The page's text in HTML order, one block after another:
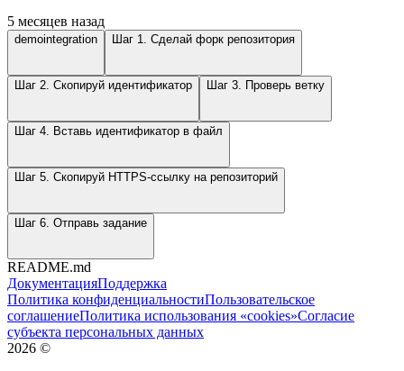
5 месяцев назад
demointegration Шаг 1. Сделай форк репозитория
Шаг 2. Скопируй идентификатор Шаг 3. Проверь ветку
Шаг 4. Вставь идентификатор в файл
Шаг 5. Скопируй HTTPS-ссылку на репозиторий
Шаг 6. Отправь задание
README.md
ДокументацияПоддержка
Политика конфиденциальностиПользовательское
соглашениеПолитика использования «cookies»Согласие
субъекта персональных данных
2026 ©